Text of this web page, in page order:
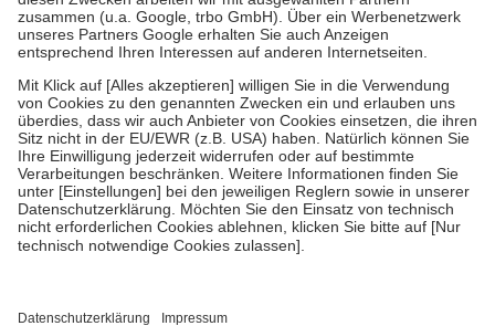
Verordnung.
Um das Engagement der Versicherten für ihre eigene Gesundheit zu
stärken und die besondere Stellung der Familie zu unterstützen,
fallenkeine Zuzahlungenan bei:
• Kindern und Jugendlichen bis zum vollendeten 18. Lebensjahr
mit Ausnahme der Fahrkosten
• Untersuchungen zur Vorsorge und Früherkennung, die von der
GKV getragen werden
• empfohlenen Schutzimpfungen
• Harn- und Blutteststreifen
getroffen, um sicherzustellen, dass es sich um echte Bewertungen